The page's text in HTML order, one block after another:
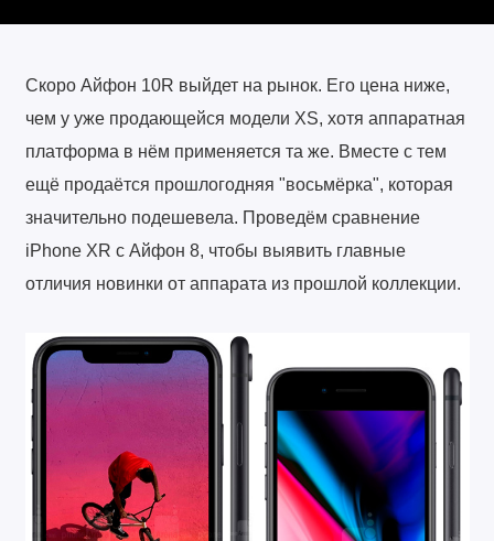
Скоро Айфон 10R выйдет на рынок. Его цена ниже,
чем у уже продающейся модели XS, хотя аппаратная
платформа в нём применяется та же. Вместе с тем
ещё продаётся прошлогодняя "восьмёрка", которая
значительно подешевела. Проведём сравнение
iPhone XR с Айфон 8, чтобы выявить главные
отличия новинки от аппарата из прошлой коллекции.